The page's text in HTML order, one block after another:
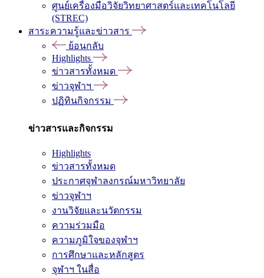
ศูนย์เครื่องมือวิจัยวิทยาศาสตร์และเทคโนโลยี
(STREC)
สาระความรู้และข่าวสาร
ย้อนกลับ
Highlights
ข่าวสารทั้งหมด
ข่าวจุฬาฯ
ปฏิทินกิจกรรม
ข่าวสารและกิจกรรม
Highlights
ข่าวสารทั้งหมด
ประกาศจุฬาลงกรณ์มหาวิทยาลัย
ข่าวจุฬาฯ
งานวิจัยและนวัตกรรม
ความร่วมมือ
ความภูมิใจของจุฬาฯ
การศึกษาและหลักสูตร
จุฬาฯ ในสื่อ